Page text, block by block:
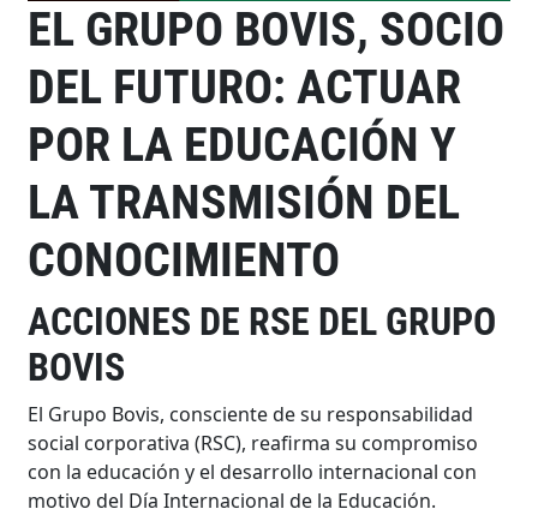
EL GRUPO BOVIS, SOCIO
DEL FUTURO: ACTUAR
POR LA EDUCACIÓN Y
LA TRANSMISIÓN DEL
CONOCIMIENTO
ACCIONES DE RSE DEL GRUPO
BOVIS
El Grupo Bovis, consciente de su responsabilidad
social corporativa (RSC), reafirma su compromiso
con la educación y el desarrollo internacional con
motivo del Día Internacional de la Educación.